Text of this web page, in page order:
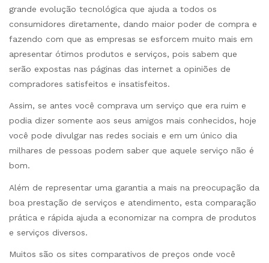
grande evolução tecnológica que ajuda a todos os
consumidores diretamente, dando maior poder de compra e
fazendo com que as empresas se esforcem muito mais em
apresentar ótimos produtos e serviços, pois sabem que
serão expostas nas páginas das internet a opiniões de
compradores satisfeitos e insatisfeitos.
Assim, se antes você comprava um serviço que era ruim e
podia dizer somente aos seus amigos mais conhecidos, hoje
você pode divulgar nas redes sociais e em um único dia
milhares de pessoas podem saber que aquele serviço não é
bom.
Além de representar uma garantia a mais na preocupação da
boa prestação de serviços e atendimento, esta comparação
prática e rápida ajuda a economizar na compra de produtos
e serviços diversos.
Muitos são os sites comparativos de preços onde você